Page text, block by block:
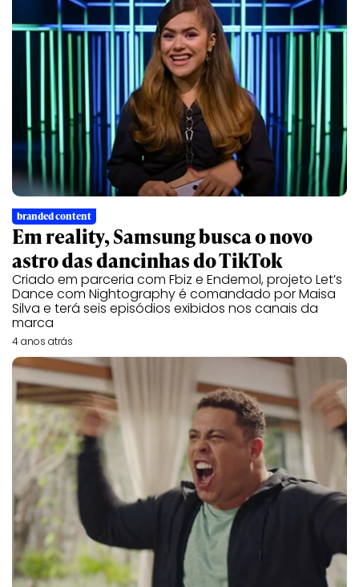
branded content
Em reality, Samsung busca o novo
astro das dancinhas do TikTok
Criado em parceria com Fbiz e Endemol, projeto Let’s
Dance com Nightography é comandado por Maisa
Silva e terá seis episódios exibidos nos canais da
marca
4 anos atrás